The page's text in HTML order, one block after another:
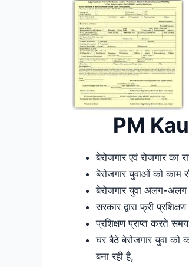
PM
बेरोजगार एवं रोजगार का
बेरोजगार युवाओं को काम
बेरोजगार युवा अलग-
सरकार द्वारा फ्री
प्रशिक्षण प्राप्त करते
घर बैठे बेरोजगार युवा
बना रही है,